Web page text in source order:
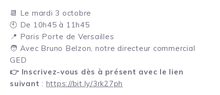
📆 Le mardi 3 octobre
🕙 De 10h45 à 11h45
📍 Paris Porte de Versailles
🧑 Avec Bruno Belzon, notre directeur commercial
GED
👉 Inscrivez-vous dès à présent avec le lien
suivant : https://bit.ly/3rk27ph